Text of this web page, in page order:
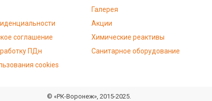
соглашение
ПДн
cookies
Галерея
Акции
Химические реактивы
Санитарное оборудование
© «РК-Воронеж», 2015-2025.